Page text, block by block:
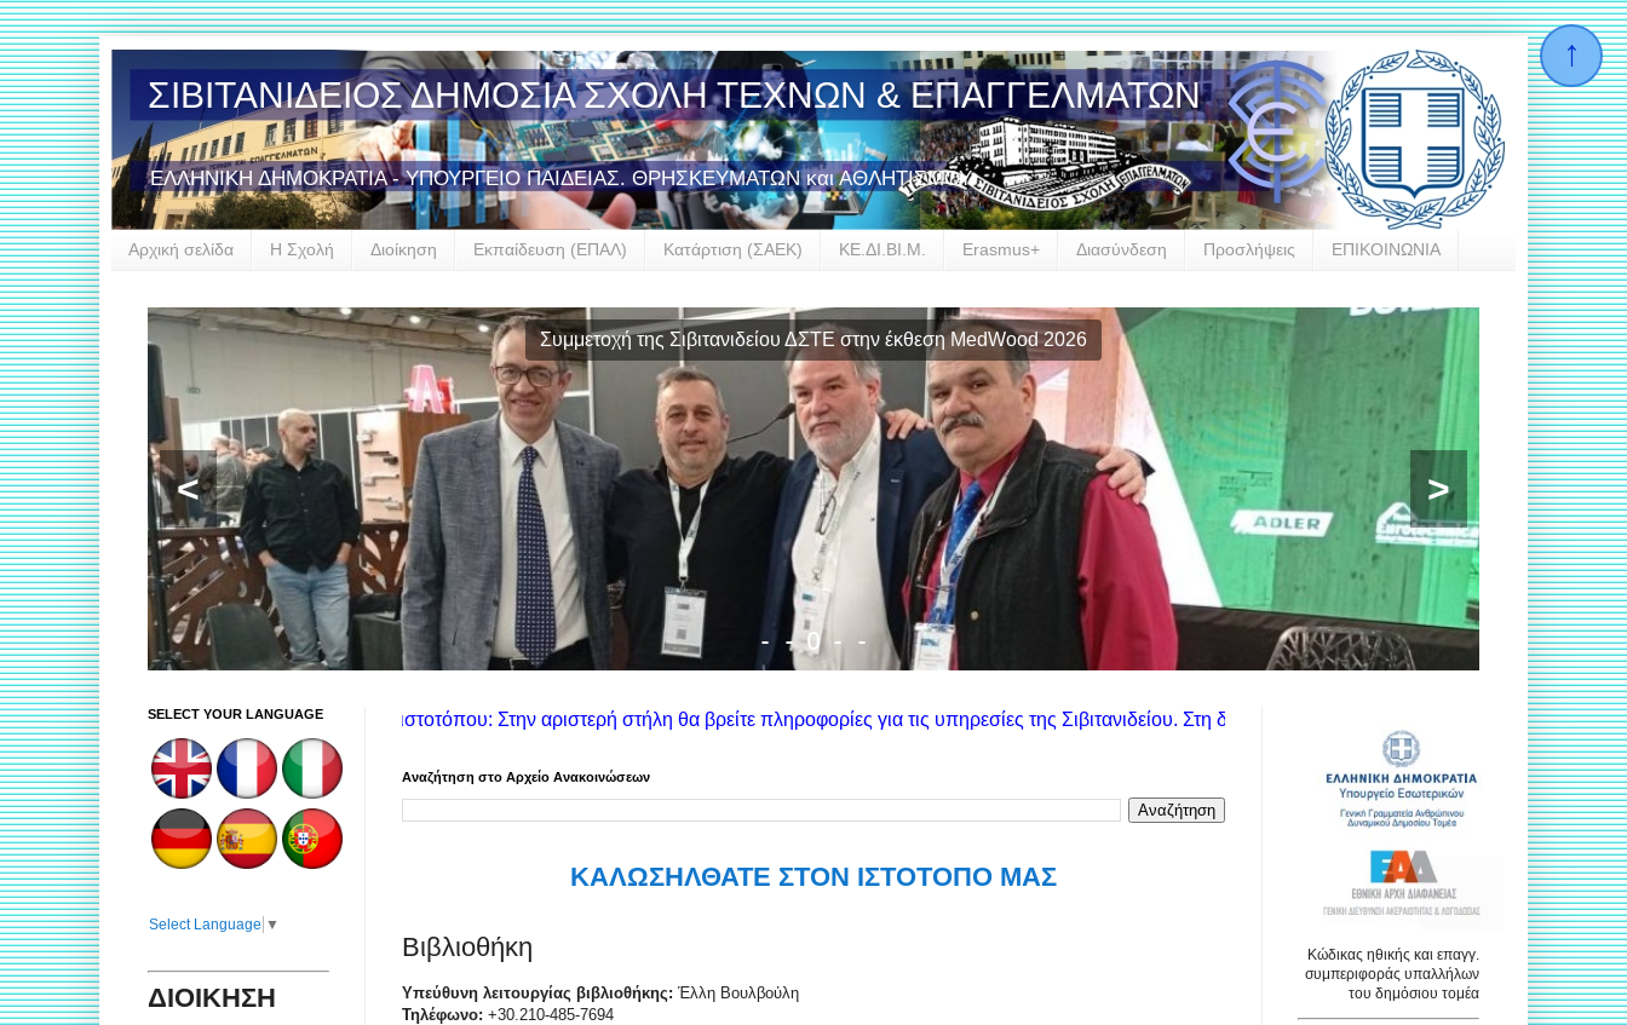
ΣΙΒΙΤΑΝΙΔΕΙΟΣ ΔΗΜΟΣΙΑ ΣΧΟΛΗ ΤΕΧΝΩΝ & ΕΠΑΓΓΕΛΜΑΤΩΝ
ΕΛΛΗΝΙΚΗ ΔΗΜΟΚΡΑΤΙΑ - ΥΠΟΥΡΓΕΙΟ ΠΑΙΔΕΙΑΣ. ΘΡΗΣΚΕΥΜΑΤΩΝ και ΑΘΛΗΤΙΣΜΟΥ
Αρχική σελίδα Η Σχολή Διοίκηση Εκπαίδευση (ΕΠΑΛ) Κατάρτιση (ΣΑΕΚ) ΚΕ.ΔΙ.ΒΙ.Μ. Erasmus+ Διασύνδεση Προσλήψεις ΕΠΙΚΟΙΝΩΝΙΑ
Συμμετοχή της Σιβιτανιδείου ΔΣΤΕ στην έκθεση MedWood 2026
< >
- - O - -
Οδηγίες χρήσης ιστοτόπου: Στην αριστερή στήλη θα βρείτε πληροφορίες για τις υπηρεσίες της Σιβιτανιδείου. Στη δεξιά στήλη θα βρείτε τις ανακοινώσεις των αντίστοιχων
Αναζήτηση στο Αρχείο Ανακοινώσεων
ΚΑΛΩΣΗΛΘΑΤΕ ΣΤΟΝ ΙΣΤΟΤΟΠΟ ΜΑΣ
Βιβλιοθήκη
Υπεύθυνη λειτουργίας βιβλιοθήκης: Έλλη Βουλβούλη
Τηλέφωνο: +30.210-485-7694
SELECT YOUR LANGUAGE
Select Language ▼
ΔΙΟΙΚΗΣΗ
Κώδικας ηθικής και επαγγ.
συμπεριφοράς υπαλλήλων
του δημόσιου τομέα